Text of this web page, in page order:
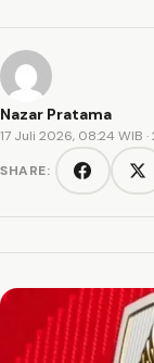
Nazar Pratama
17 Juli 2026, 08:24 WIB
SHARE:
Facebook